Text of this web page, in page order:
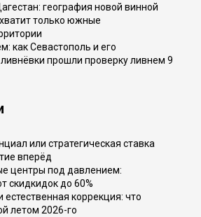
география новой винной
только южные
как Севастополь и его
прошли проверку ливнем 9
или стратегическая ставка
вперёд
центры под давлением:
скидкидок до 60%
коррекция: что
летом 2026-го